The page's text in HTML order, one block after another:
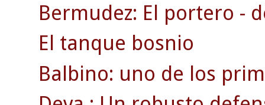
Bermudez: El portero -
El tanque bosnio
Balbino: uno de los